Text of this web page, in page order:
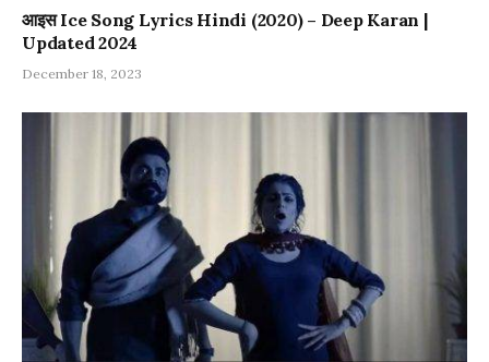
आइस Ice Song Lyrics Hindi (2020) – Deep Karan |
Updated 2024
December 18, 2023